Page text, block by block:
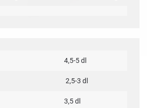
4,5-5 dl
2,5-3 dl
3,5 dl